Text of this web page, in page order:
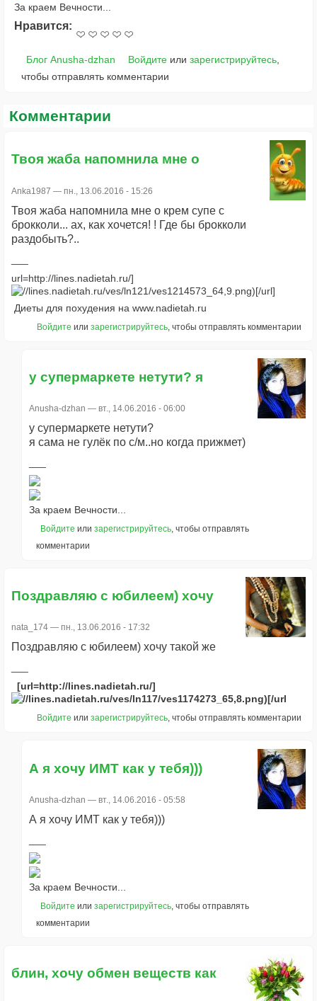
За краем Вечности...
Нравится:
Блог Anusha-dzhan Войдитеили зарегистрируйтесь,
чтобы отправлять комментарии
Комментарии
Твоя жаба напомнила мне о
Anka1987 — пн., 13.06.2016 - 15:26
Твоя жаба напомнила мне о крем супе с
брокколи... ах, как хочется! ! Где бы брокколи
раздобыть?..
url=http://lines.nadietah.ru/]
[/url]
Диеты для похудения на www.nadietah.ru
Войдите или зарегистрируйтесь , чтобы отправлять комментарии
у супермаркете нетути? я
Anusha-dzhan — вт., 14.06.2016 - 06:00
у супермаркете нетути?
я сама не гулёк по с/м..но когда прижмет)
За краем Вечности...
Войдите или зарегистрируйтесь, чтобы отправлять
комментарии
Поздравляю с юбилеем) хочу
nata_174 — пн., 13.06.2016 - 17:32
Поздравляю с юбилеем) хочу такой же
[url=http://lines.nadietah.ru/]
[/url
Войдите или зарегистрируйтесь, чтобы отправлять комментарии
А я хочу ИМТ как у тебя)))
Anusha-dzhan — вт., 14.06.2016 - 05:58
А я хочу ИМТ как у тебя)))
За краем Вечности...
Войдите или зарегистрируйтесь , чтобы отправлять
комментарии
блин, хочу обмен веществ как